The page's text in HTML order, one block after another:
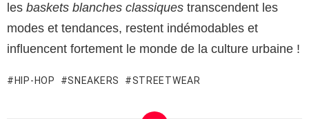
les baskets blanches classiques transcendent les
modes et tendances, restent indémodables et
influencent fortement le monde de la culture urbaine !
HIP-HOP SNEAKERS STREETWEAR